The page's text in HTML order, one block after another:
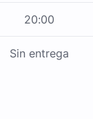
20:00
Sin entrega